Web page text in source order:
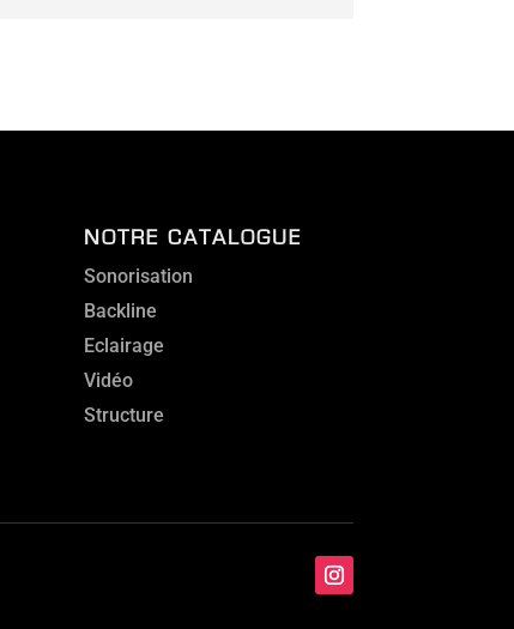
NOTRE CATALOGUE
Sonorisation
Backline
Eclairage
Vidéo
Structure